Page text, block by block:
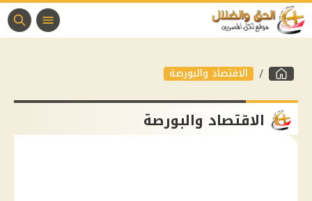
الاقتصاد والبورصة
الاقتصاد والبورصة